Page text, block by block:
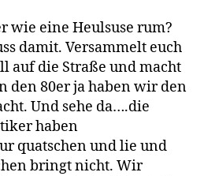
wie eine Heulsuse rum?
damit. Versammelt euch
auf die Straße und macht
den 80er ja haben wir den
Und sehe da….die
haben
quatschen und lie und
bringt nicht. Wir